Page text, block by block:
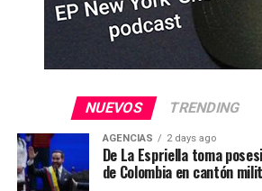
NUEVOS TRENDING
AGENCIAS 2 days ago
De La Espriella toma
de Colombia en cantón